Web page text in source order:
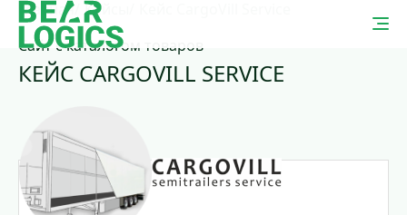
Главная Кейсы
Сайт с каталогом товаров
КЕЙС CARGOVILL SERVICE